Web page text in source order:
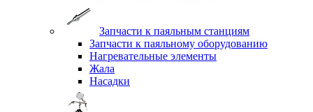
Запчасти к паяльным станциям
Запчасти к паяльному оборудованию
Нагревательные элементы
Жала
Насадки